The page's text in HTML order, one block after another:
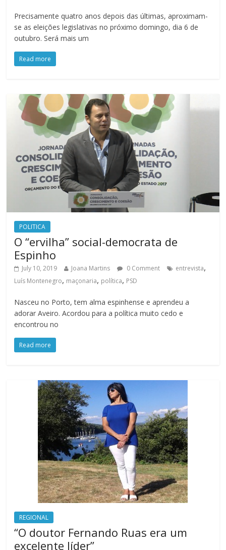
Precisamente quatro anos depois das últimas, aproximam-
se as eleições legislativas no próximo domingo, dia 6 de
outubro. Será mais um
Read more
POLITICA
O “ervilha” social-democrata de
Espinho
July 10, 2019 Joana Martins 0 Comment entrevista,
Luís Montenegro, maçonaria, política, PSD
Nasceu no Porto, tem alma espinhense e aprendeu a
adorar Aveiro. Acordou para a política muito cedo e
encontrou no
Read more
REGIONAL
“O doutor Fernando Ruas era um
excelente líder”